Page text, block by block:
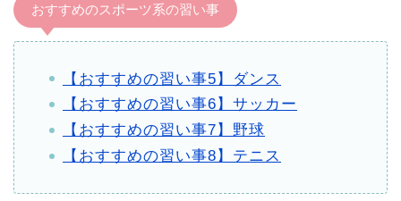
おすすめのスポーツ系の習い事
【おすすめの習い事5】ダンス
【おすすめの習い事6】サッカー
【おすすめの習い事7】野球
【おすすめの習い事8】テニス